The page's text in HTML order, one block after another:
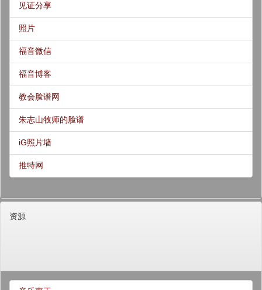
见证分享
照片
福音微信
福音博客
教会脸谱网
朱志山牧师的脸谱
iG照片墙
推特网
资源